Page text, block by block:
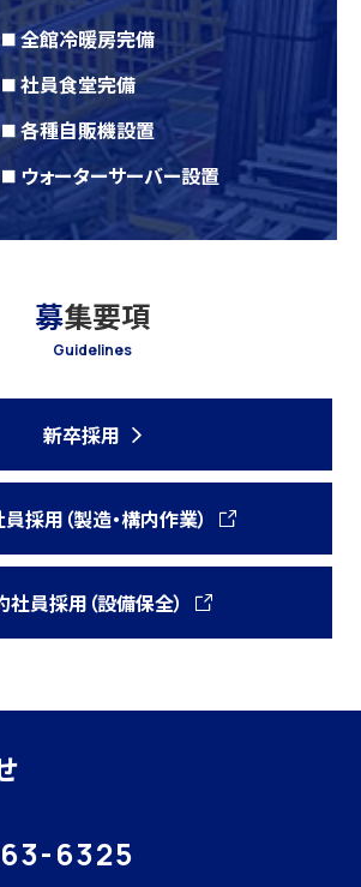
■全館冷暖房完備
■ 社員食堂完備
■ 各種自販機設置
■ ウォーターサーバー設置
募集要項
Guidelines
新卒採用
採用（製造・構内作業）
社員採用（設備保全）
6325